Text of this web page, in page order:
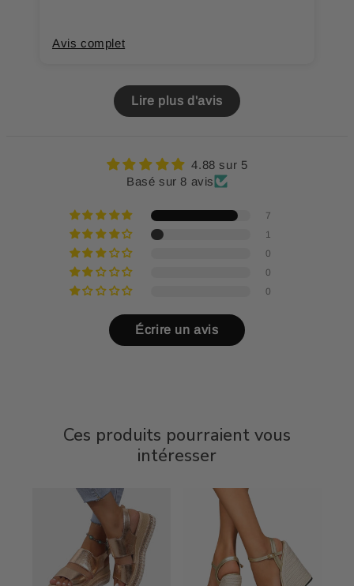
Avis complet
Lire plus d'avis
4.88 sur 5
Basé sur 8 avis
7
1
0
0
0
Écrire un avis
Ces produits pourraient vous
intéresser